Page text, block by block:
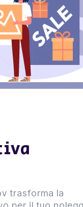
trasforma la